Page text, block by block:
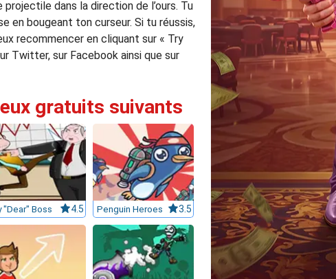
dans la direction de l’ours. Tu
en bougeant ton curseur. Si tu réussis,
recommencer en cliquant sur « Try
Twitter, sur Facebook ainsi que sur
gratuits suivants
"Dear" Boss 4.5 Penguin Heroes 3.5